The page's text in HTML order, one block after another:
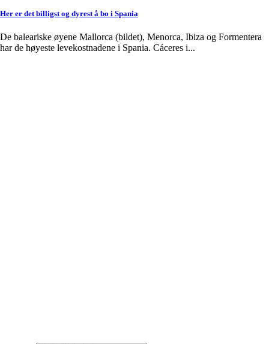
Her er det billigst og dyrest å bo i Spania
De baleariske øyene Mallorca (bildet), Menorca, Ibiza og Formentera
har de høyeste levekostnadene i Spania. Cáceres i...